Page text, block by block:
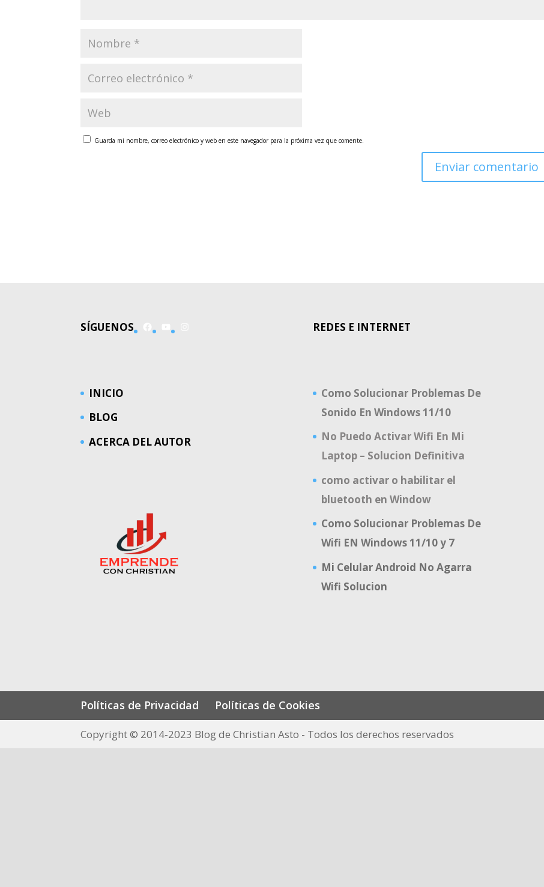
Guarda mi nombre, correo electrónico y web en este navegador para la próxima vez que comente.
SÍGUENOS
INICIO
BLOG
ACERCA DEL AUTOR
REDES E INTERNET
Como Solucionar Problemas De
Sonido En Windows 11/10
No Puedo Activar Wifi En Mi
Laptop – Solucion Definitiva
como activar o habilitar el
bluetooth en Window
Como Solucionar Problemas De
Wifi EN Windows 11/10 y 7
Mi Celular Android No Agarra
Wifi Solucion
Políticas de Privacidad Políticas de Cookies
Copyright © 2014-2023 Blog de Christian Asto - Todos los derechos reservados